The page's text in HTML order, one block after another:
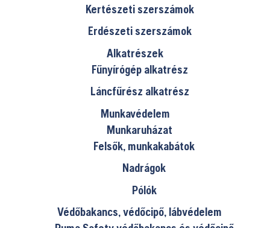
Kertészeti szerszámok
Erdészeti szerszámok
Alkatrészek
Fűnyírógép alkatrész
Láncfűrész alkatrész
Munkavédelem
Munkaruházat
Felsők, munkakabátok
Nadrágok
Pólók
Védőbakancs, védőcipő, lábvédelem